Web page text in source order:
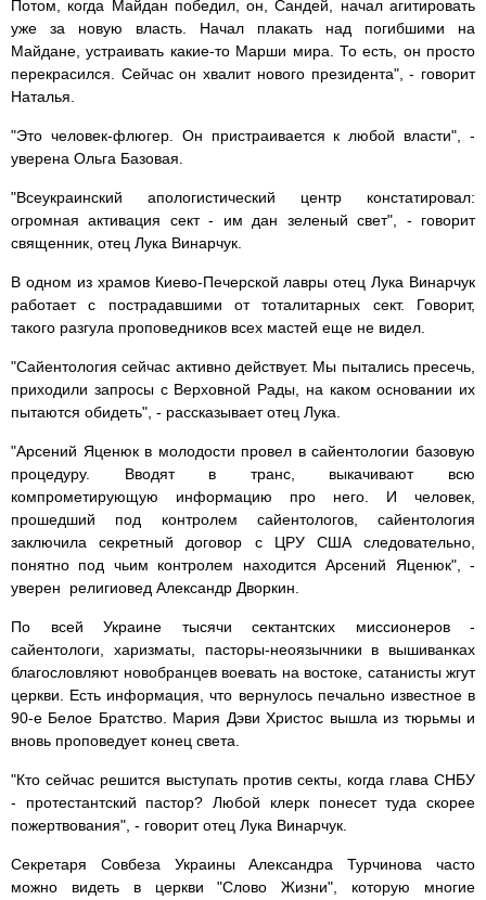
Потом, когда Майдан победил, он, Сандей, начал агитировать
уже за новую власть. Начал плакать над погибшими на
Майдане, устраивать какие-то Марши мира. То есть, он просто
перекрасился. Сейчас он хвалит нового президента", - говорит
Наталья.
"Это человек-флюгер. Он пристраивается к любой власти", -
уверена Ольга Базовая.
"Всеукраинский апологистический центр констатировал:
огромная активация сект - им дан зеленый свет", - говорит
священник, отец Лука Винарчук.
В одном из храмов Киево-Печерской лавры отец Лука Винарчук
работает с пострадавшими от тоталитарных сект. Говорит,
такого разгула проповедников всех мастей еще не видел.
"Сайентология сейчас активно действует. Мы пытались пресечь,
приходили запросы с Верховной Рады, на каком основании их
пытаются обидеть", - рассказывает отец Лука.
"Арсений Яценюк в молодости провел в сайентологии базовую
процедуру. Вводят в транс, выкачивают всю
компрометирующую информацию про него. И человек,
прошедший под контролем сайентологов, сайентология
заключила секретный договор с ЦРУ США следовательно,
понятно под чьим контролем находится Арсений Яценюк", -
уверен религиовед Александр Дворкин.
По всей Украине тысячи сектантских миссионеров -
сайентологи, харизматы, пасторы-неоязычники в вышиванках
благословляют новобранцев воевать на востоке, сатанисты жгут
церкви. Есть информация, что вернулось печально известное в
90-е Белое Братство. Мария Дэви Христос вышла из тюрьмы и
вновь проповедует конец света.
"Кто сейчас решится выступать против секты, когда глава СНБУ
- протестантский пастор? Любой клерк понесет туда скорее
пожертвования", - говорит отец Лука Винарчук.
Секретаря Совбеза Украины Александра Турчинова часто
можно видеть в церкви "Слово Жизни", которую многие